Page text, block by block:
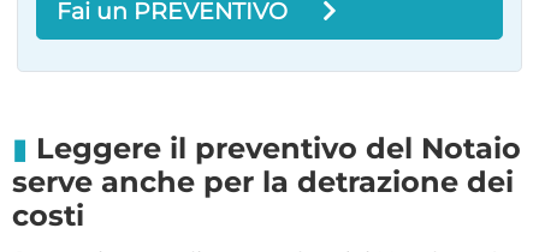
Fai un PREVENTIVO
Leggere il preventivo del Notaio
serve anche per la detrazione dei
costi